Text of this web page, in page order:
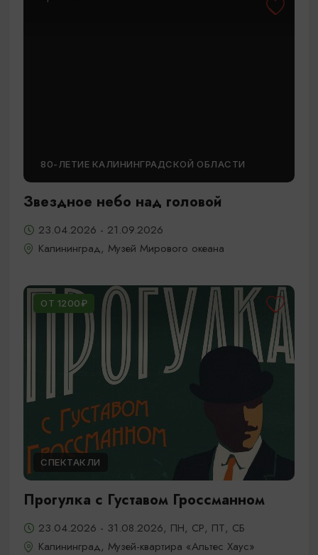
80-ЛЕТИЕ КАЛИНИНГРАДСКОЙ ОБЛАСТИ
Звездное небо над головой
23.04.2026 - 21.09.2026
Калининград, Музей Мирового океана
ОТ 1200₽
СПЕКТАКЛИ
Прогулка с Густавом Гроссманном
23.04.2026 - 31.08.2026, ПН, СР, ПТ, СБ
Калининград, Музей-квартира «Альтес Хаус»